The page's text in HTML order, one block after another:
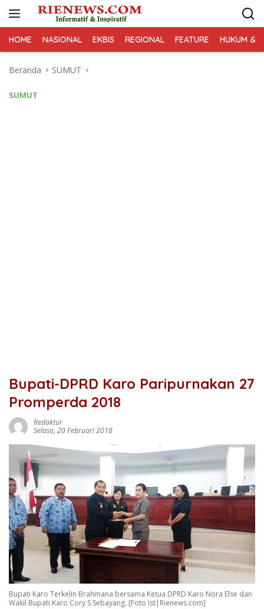
HOME NASIONAL EKBIS REGIONAL FEATURE HUKUM &
Beranda SUMUT
SUMUT
Bupati-DPRD Karo Paripurnakan 27
Promperda 2018
Redaktur
Selasa, 20 Februari 2018
Bupati Karo Terkelin Brahmana bersama Ketua DPRD Karo Nora Else dan
Wakil Bupati Karo Cory S Sebayang. [Foto Ist|Rienews.com]